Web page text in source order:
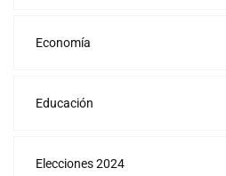
Economía
Educación
Elecciones 2024